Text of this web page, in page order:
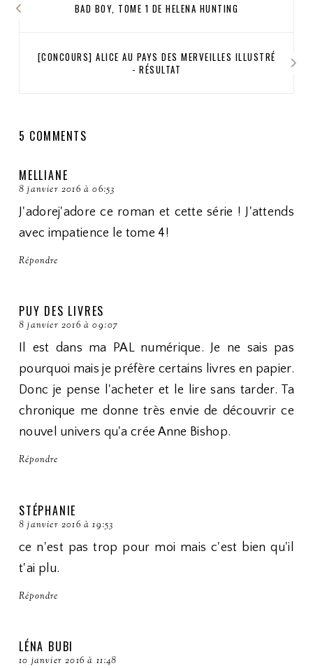
BAD BOY, TOME 1 DE HELENA HUNTING
[CONCOURS] ALICE AU PAYS DES MERVEILLES ILLUSTRÉ
- RÉSULTAT
5 COMMENTS
MELLIANE
8 janvier 2016 à 06:53
J'adorej'adore ce roman et cette série ! J'attends
avec impatience le tome 4!
Répondre
PUY DES LIVRES
8 janvier 2016 à 09:07
Il est dans ma PAL numérique. Je ne sais pas
pourquoi mais je préfère certains livres en papier.
Donc je pense l'acheter et le lire sans tarder. Ta
chronique me donne très envie de découvrir ce
nouvel univers qu'a crée Anne Bishop.
Répondre
STÉPHANIE
8 janvier 2016 à 19:53
ce n'est pas trop pour moi mais c'est bien qu'il
t'ai plu.
Répondre
LÉNA BUBI
10 janvier 2016 à 11:48